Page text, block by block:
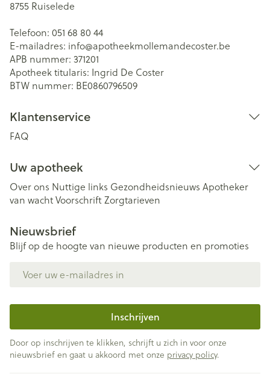
8755 Ruiselede
Telefoon: 051 68 80 44
E-mailadres: info@apotheekmollemandecoster.be
APB nummer: 371201
Apotheek titularis: Ingrid De Coster
BTW nummer: BE0860796509
Klantenservice
FAQ
Uw apotheek
Over ons Nuttige links Gezondheidsnieuws Apotheker
van wachtVoorschriftZorgtarieven
Nieuwsbrief
Blijf op de hoogte van nieuwe producten en promoties
Inschrijven
Door op inschrijven te klikken, schrijft u zich in voor onze
nieuwsbrief en gaat u akkoord met onze privacy policy.